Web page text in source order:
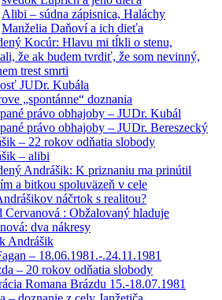
Alibi – súdna zápisnica, Haláchy
Manželia Daňoví a ich dieťa
Kocúr: Hlavu mi tĺkli o stenu,
že ak budem tvrdiť, že som nevinný,
trest smrti
JUDr. Kubála
„spontánne“ doznania
právo obhajoby – JUDr. Kubál
právo obhajoby – JUDr. Bereszecký
– 22 rokov odňatia slobody
– alibi
Andrášik: K priznaniu ma prinútil
a bitkou spoluväzeň v cele
náčrtok s realitou?
Cervanová : Obžalovaný hladuje
dva nákresy
Andrášik
– 18.06.1981.-.24.11.1981
– 20 rokov odňatia slobody
Romana Brázdu 15.-18.07.1981